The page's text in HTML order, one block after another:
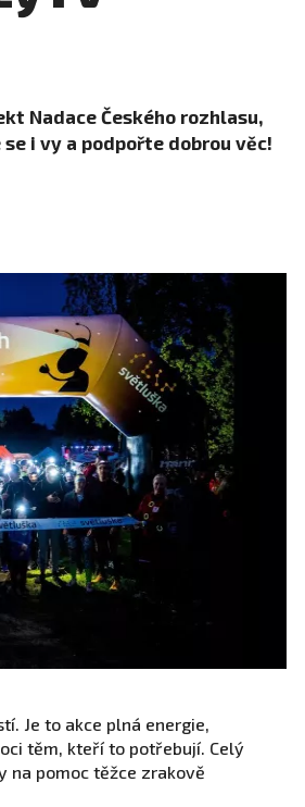
Nadace Českého rozhlasu,
i vy a podpořte dobrou věc!
Je to akce plná energie,
těm, kteří to potřebují. Celý
na pomoc těžce zrakově